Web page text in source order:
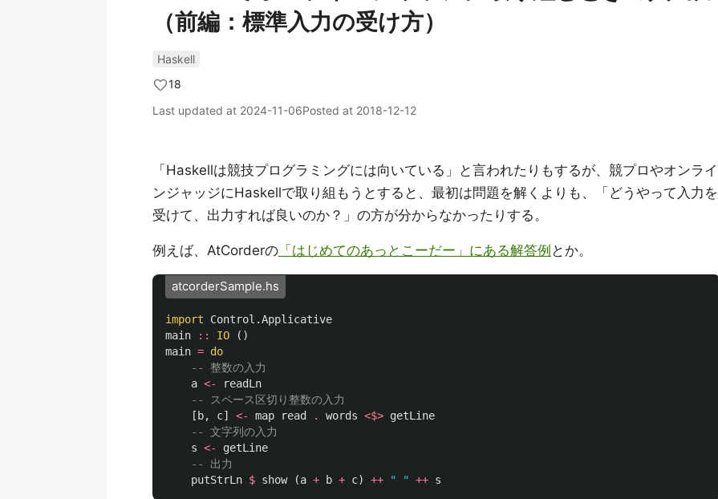
（前編：標準入力の受け方）
Haskell
18
Last updated at 2024-11-06Posted at 2018-12-12
「Haskellは競技プログラミングには向いている」と言われたりもするが、競プロやオンライ
ンジャッジにHaskellで取り組もうとすると、最初は問題を解くよりも、「どうやって入力を
受けて、出力すれば良いのか？」の方が分からなかったりする。
例えば、AtCorderの 「はじめてのあっとこーだー」にある解答例 とか。
atcorderSample.hs
import
Control.Applicative
main
:: IO
()
main = do
-- 整数の入力
a <-
readLn
-- スペース区切り整数の入力
[ b, c] <- map read . words <$> getLine
-- 文字列の入力
s <-
getLine
-- 出力
putStrLn $ show (a + b + c) ++ " " ++ s